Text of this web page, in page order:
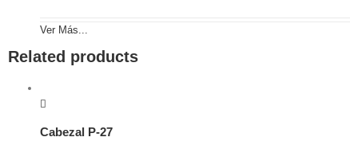
Ver Más...
Related products
Cabezal P-27